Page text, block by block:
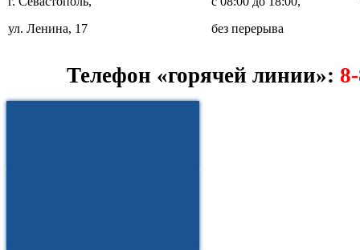
ул. Ленина, 17
без перерыва
Телефон «горячей линии»: